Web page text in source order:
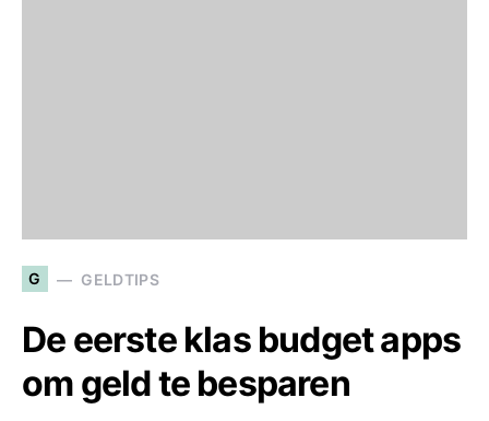
G GELDTIPS
De eerste klas budget apps
om geld te besparen